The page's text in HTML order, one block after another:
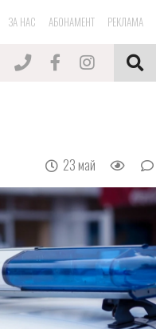
ЗА НАС АБОНАМЕНТ РЕКЛАМА
23 май